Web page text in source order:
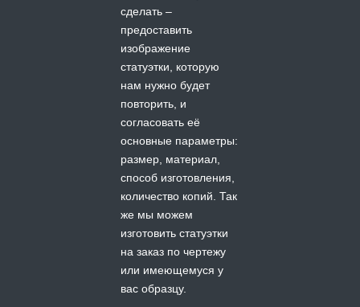
сделать –
предоставить
изображение
статуэтки, которую
нам нужно будет
повторить, и
согласовать её
основные параметры:
размер, материал,
способ изготовления,
количество копий. Так
же мы можем
изготовить статуэтки
на заказ по чертежу
или имеющемуся у
вас образцу.